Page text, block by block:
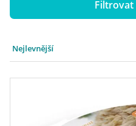
Hmotnost
Nejlevnější